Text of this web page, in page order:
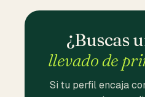
¿Buscas
llevado de
Si tu perfil encaja